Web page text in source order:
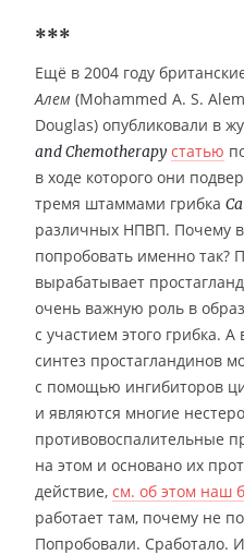
***
Ещё в 2004 году
Алем (Mohammed A. S.
Douglas) опубликовали в
and Chemotherapy статью
в ходе которого они
тремя штаммами грибка
различных НПВП. Почему
попробовать именно так?
вырабатывает
очень важную роль в
с участием этого грибка.
синтез простагландинов
с помощью ингибиторов
и являются многие
противовоспалительные
на этом и основано их
действие, см. об этом наш
работает там, почему не
Попробовали. Сработало.